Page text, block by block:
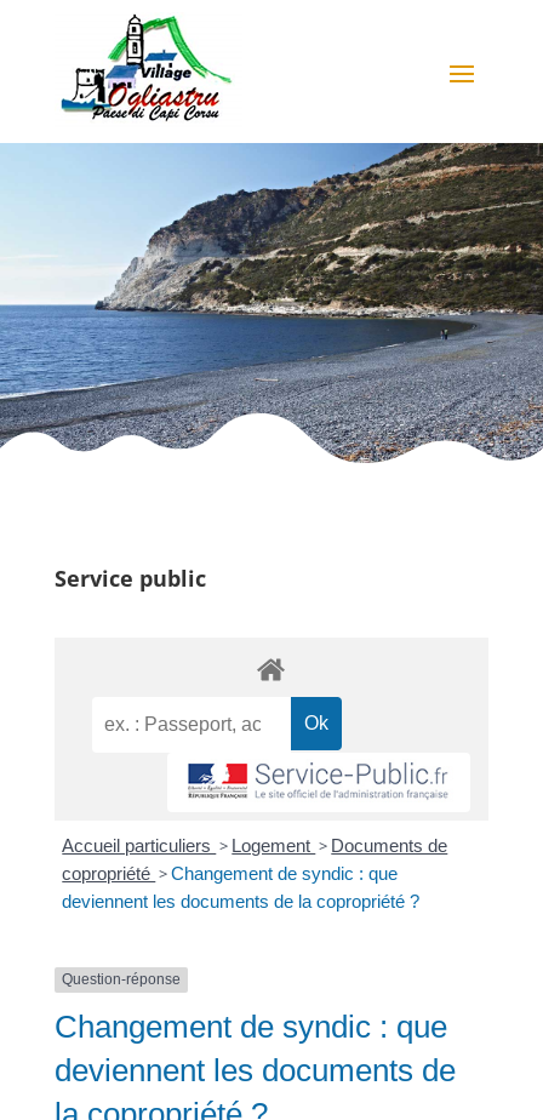
Service public
Accueil particuliers > Logement > Documents de
copropriété >Changement de syndic : que
deviennent les documents de la copropriété ?
Question-réponse
Changement de syndic : que
deviennent les documents de